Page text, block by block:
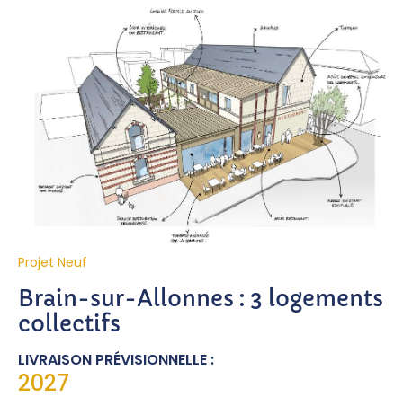
Projet Neuf
Brain-sur-Allonnes : 3 logements
collectifs
LIVRAISON PRÉVISIONNELLE :
2027